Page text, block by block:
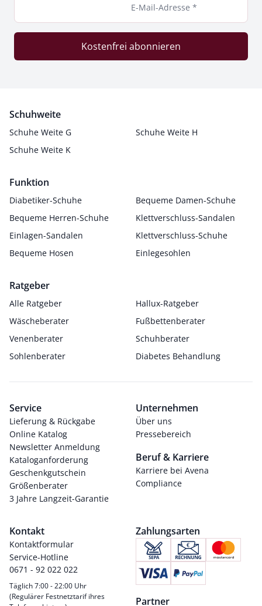
E-Mail-Adresse *
Kostenfrei abonnieren
Schuhweite
Schuhe Weite G
Schuhe Weite H
Schuhe Weite K
Funktion
Diabetiker-Schuhe
Bequeme Damen-Schuhe
Bequeme Herren-Schuhe
Klettverschluss-Sandalen
Einlagen-Sandalen
Klettverschluss-Schuhe
Bequeme Hosen
Einlegesohlen
Ratgeber
Alle Ratgeber
Hallux-Ratgeber
Wäscheberater
Fußbettenberater
Venenberater
Schuhberater
Sohlenberater
Diabetes Behandlung
Service
Lieferung & Rückgabe
Online Katalog
Newsletter Anmeldung
Kataloganforderung
Geschenkgutschein
Größenberater
3 Jahre Langzeit-Garantie
Unternehmen
Über uns
Pressebereich
Beruf & Karriere
Karriere bei Avena
Compliance
Kontakt
Kontaktformular
Service-Hotline
0671 - 92 022 022
Täglich 7:00 - 22:00 Uhr
(Regulärer Festnetztarif ihres
Zahlungsarten
Partner